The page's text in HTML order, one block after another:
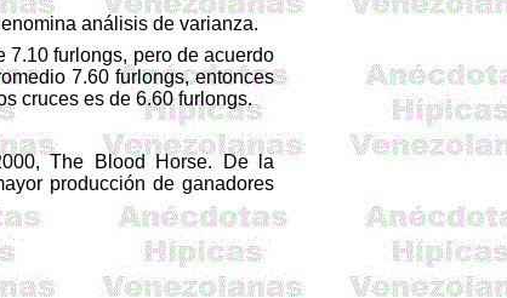
análisis de varianza.
7.10 furlongs, pero de acuerdo
7.60 furlongs, entonces
cruces es de 6.60 furlongs.
The Blood Horse. De la
producción de ganadores